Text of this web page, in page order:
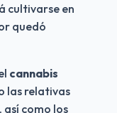
cultivarse en
quedó
cannabis
las relativas
así como los